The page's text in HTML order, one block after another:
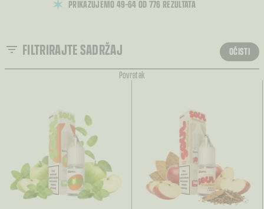
PRIKAZUJEMO 49–64 OD 776 REZULTATA
FILTRIRAJTE SADRŽAJ
OČISTI
Povratak